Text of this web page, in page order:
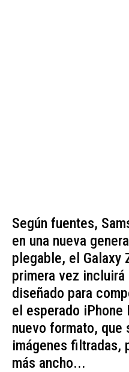
Según fuentes,
en una nueva
plegable, el Galaxy
primera vez
diseñado para
el esperado
nuevo formato, que
imágenes filtradas,
más ancho...